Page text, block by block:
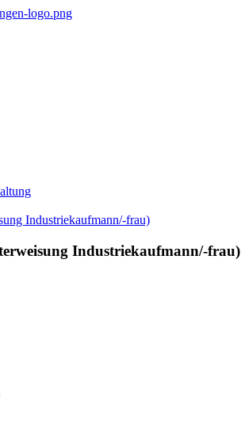
Industriekaufmann/-frau)